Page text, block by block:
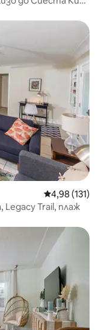
Средна
4,98 (131)
Legacy Trail, плаж